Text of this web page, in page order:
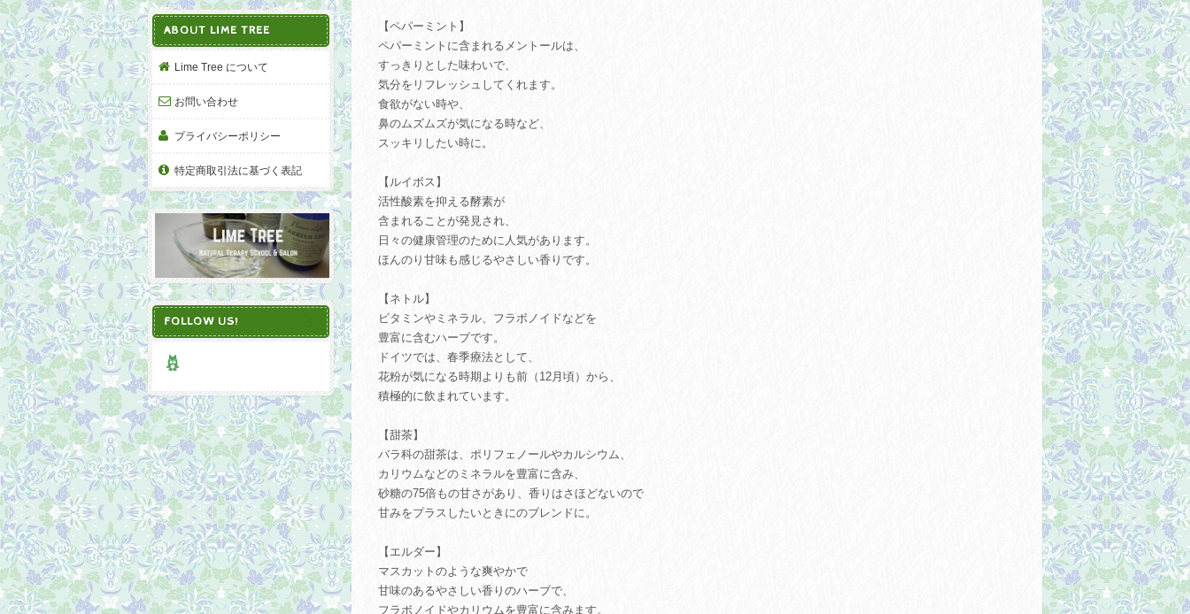
【ペパーミント】
ペパーミントに含まれるメントールは、
すっきりとした味わいで、
気分をリフレッシュしてくれます。
食欲がない時や、
鼻のムズムズが気になる時など、
スッキリしたい時に。
【ルイボス】
活性酸素を抑える酵素が
含まれることが発見され、
日々の健康管理のために人気があります。
ほんのり甘味も感じるやさしい香りです。
【ネトル】
ビタミンやミネラル、フラボノイドなどを
豊富に含むハーブです。
ドイツでは、春季療法として、
花粉が気になる時期よりも前（12月頃）から、
積極的に飲まれています。
【甜茶】
バラ科の甜茶は、ポリフェノールやカルシウム、
カリウムなどのミネラルを豊富に含み、
砂糖の75倍もの甘さがあり、香りはさほどないので
甘みをプラスしたいときにのブレンドに。
【エルダー】
マスカットのような爽やかで
甘味のあるやさしい香りのハーブで、
フラボノイドやカリウムを豊富に含みます。
ABOUT LIME TREE
Lime Tree について
お問い合わせ
プライバシーポリシー
特定商取引法に基づく表記
FOLLOW US!